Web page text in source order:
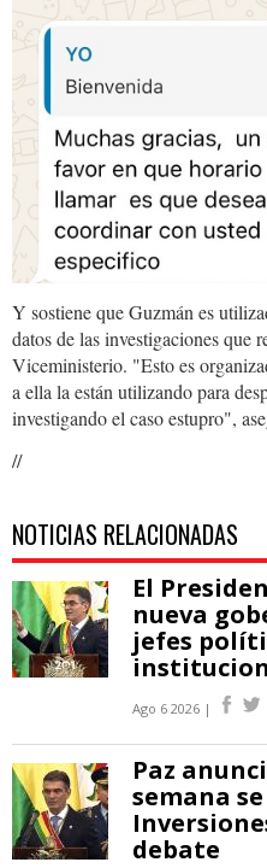
Y sostiene que Guzmán es
datos de las investigaciones que
Viceministerio. "Esto es
a ella la están utilizando para
investigando el caso estupro",
//
NOTICIAS RELACIONADAS
El
nueva
jefes
Ago 6 2026 |
Paz
semana
debate